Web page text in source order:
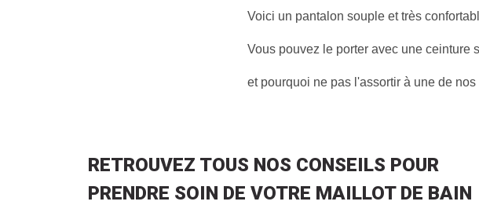
Voici un pantalon souple et très
Vous pouvez le porter avec une ceinture
et pourquoi ne pas l'assortir à une de
RETROUVEZ TOUS NOS CONSEILS POUR
PRENDRE SOIN DE VOTRE MAILLOT DE BAIN